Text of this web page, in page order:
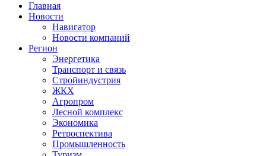
Главная
Новости
Навигатор
Новости компаний
Регион
Энергетика
Транспорт и связь
Стройиндустрия
ЖКХ
Агропром
Лесной комплекс
Экономика
Ретроспектива
Промышленность